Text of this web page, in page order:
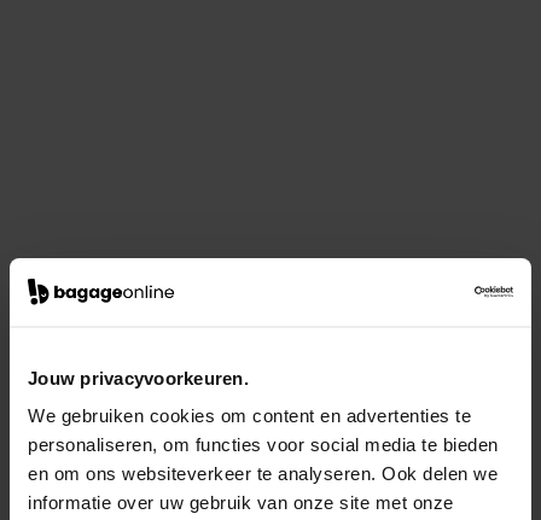
Jouw privacyvoorkeuren.
We gebruiken cookies om content en advertenties te
personaliseren, om functies voor social media te bieden
en om ons websiteverkeer te analyseren. Ook delen we
informatie over uw gebruik van onze site met onze